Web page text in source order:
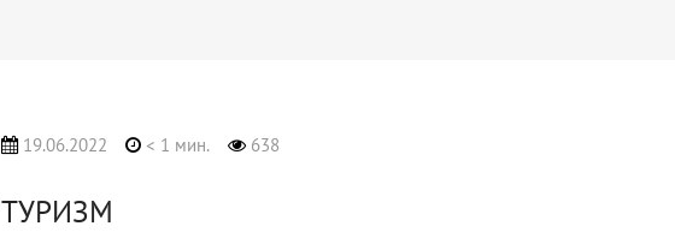
19.06.2022 < 1 мин. 638
ТУРИЗМ